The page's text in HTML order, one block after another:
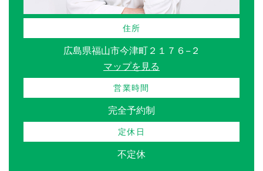
住所
広島県福山市今津町２１７６−２
マップを見る
営業時間
完全予約制
定休日
不定休